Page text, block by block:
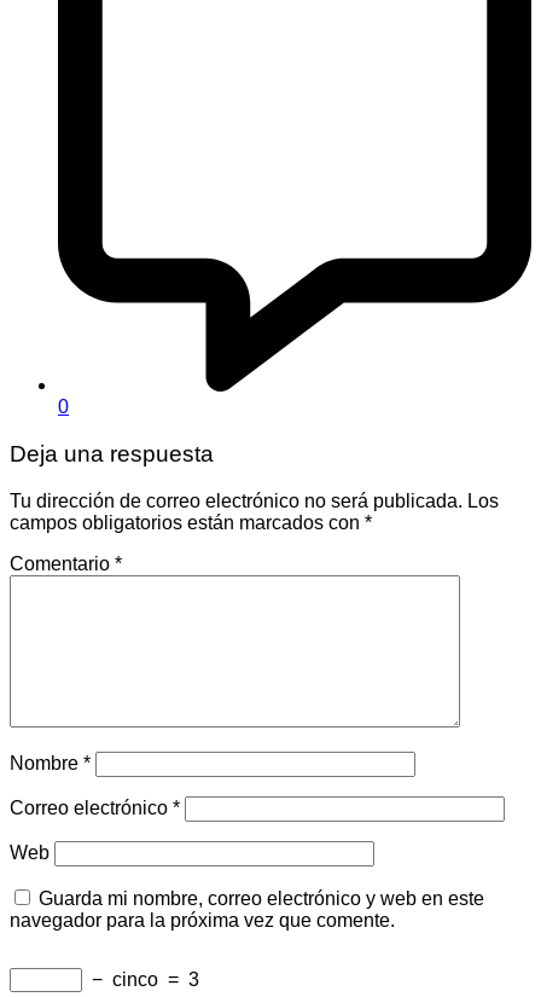
0
Deja una respuesta
Tu dirección de correo electrónico no será publicada. Los
campos obligatorios están marcados con *
Comentario *
Nombre *
Correo electrónico *
Web
Guarda mi nombre, correo electrónico y web en este
navegador para la próxima vez que comente.
− cinco = 3